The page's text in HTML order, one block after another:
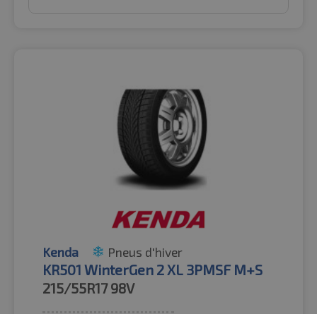
Kenda Pneus d'hiver
KR501 WinterGen 2 XL 3PMSF M+S
215/55R17 98V